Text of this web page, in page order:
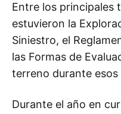
Entre los principales
estuvieron la
Siniestro, el
las Formas de
terreno durante
Durante el año en